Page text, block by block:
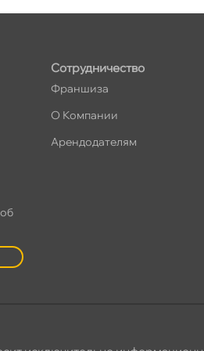
о
Сотрудничество
Франшиза
О Компании
Арендодателям